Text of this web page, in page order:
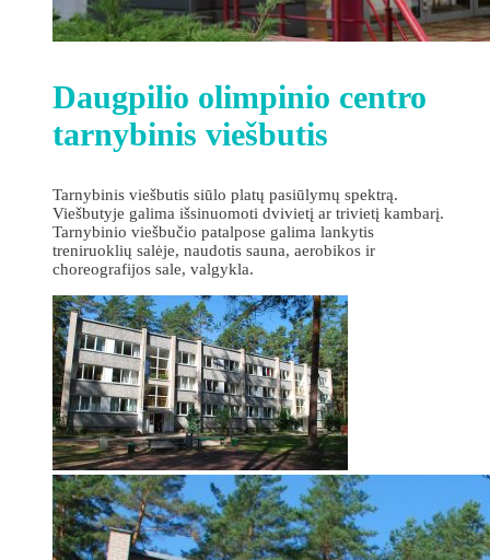
Daugpilio olimpinio centro
tarnybinis viešbutis
Tarnybinis viešbutis siūlo platų pasiūlymų spektrą.
Viešbutyje galima išsinuomoti dvivietį ar trivietį kambarį.
Tarnybinio viešbučio patalpose galima lankytis
treniruoklių salėje, naudotis sauna, aerobikos ir
choreografijos sale, valgykla.